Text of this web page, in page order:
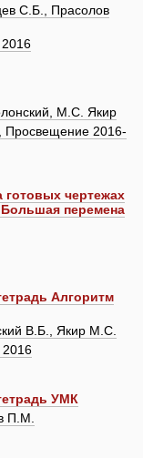
С.Б., Прасолов
М.С. Якир
Просвещение 2016-
готовых чертежах
перемена
Алгоритм
В.Б., Якир М.С.
2016
УМК
П.М.